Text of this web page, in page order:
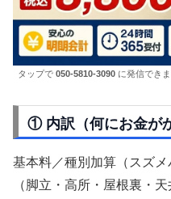
タップで 050-5810-3090 に発信できま
① 内訳（何にお金が
基本料／種別加算（スズ
（脚立・高所・屋根裏・